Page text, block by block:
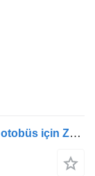
Solaris Urbino, Alpino, Vacanza (1999-) otobüs için ZF Urbino (01.99-) 8098955698 hidrolik amplifikatör